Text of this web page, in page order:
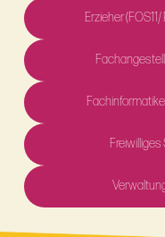
Erzieher
Freiwilliges